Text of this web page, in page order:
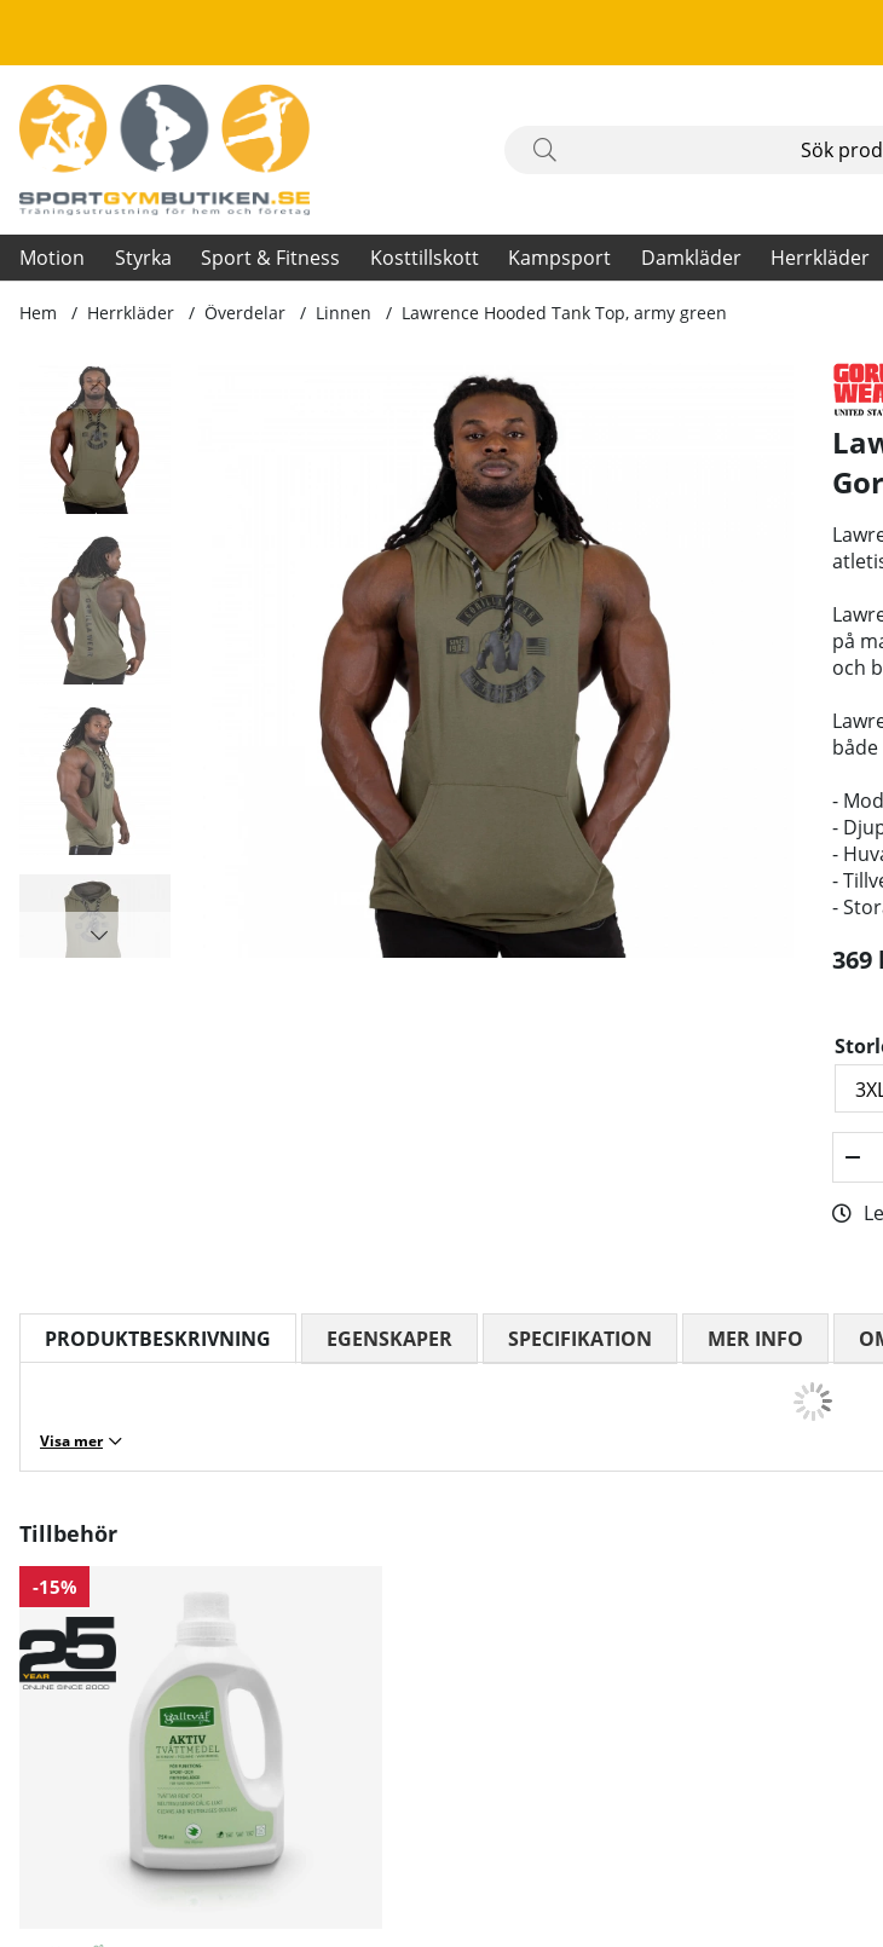
Motion Styrka Sport & Fitness Kosttillskott Kampsport Damkläder Herrkläder
Hem Herrkläder Överdelar Linnen Lawrence Hooded Tank Top, army green
Produktbilder Lawrence Hooded Tank Top, army green
på
och
-
-
-
-
-
369
PRODUKTBESKRIVNING
Visa mer
EGENSKAPER SPECIFIKATION MER INFO
Tillbehör
-15%